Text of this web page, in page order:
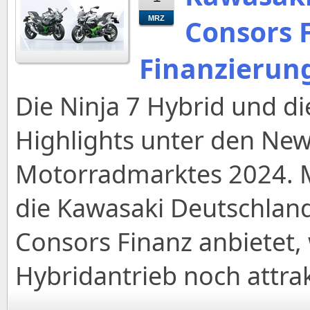
MRZ
Consors
Die Ninja 7 Hybrid und
Highlights unter den
Motorradmarktes 2024.
die Kawasaki
Consors Finanz
Hybridantrieb noch